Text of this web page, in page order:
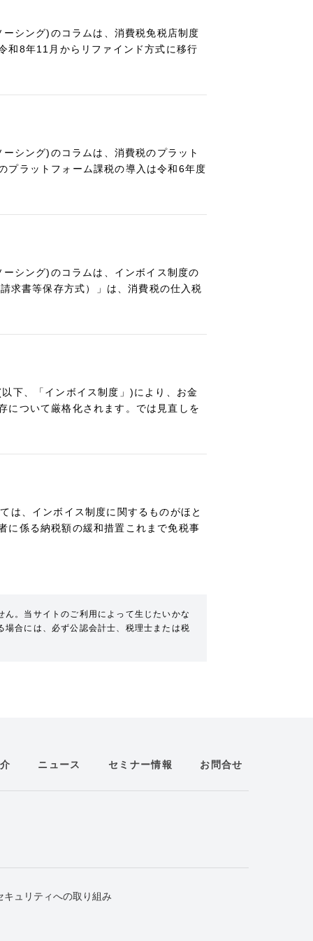
シング)のコラムは、消費税免税店制度
和8年11月からリファインド方式に移行
シング)のコラムは、消費税のプラット
プラットフォーム課税の導入は令和6年度
シング)のコラムは、インボイス制度の
求書等保存方式）」は、消費税の仕入税
下、「インボイス制度」)により、お金
について厳格化されます。では見直しを
、インボイス制度に関するものがほと
に係る納税額の緩和措置これまで免税事
。当サイトのご利用によって生じたいかな
合には、必ず公認会計士、税理士または税
ニュース セミナー情報 お問合せ
キュリティへの取り組み